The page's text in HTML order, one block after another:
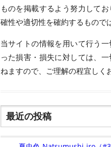
ものを掲載するよう努力して
確性や適切性を確約するもので
当サイトの情報を用いて行う
った損害・損失に対しては、
ねますので、ご理解の程宜しく
最近の投稿